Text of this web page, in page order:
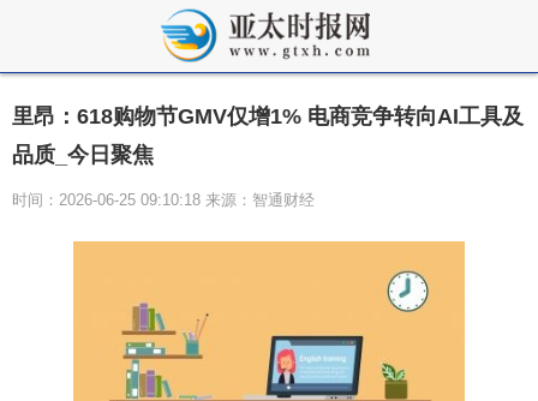
里昂：618购物节GMV仅增1% 电商竞争转向AI工具及
品质_今日聚焦
时间：2026-06-25 09:10:18 来源：智通财经